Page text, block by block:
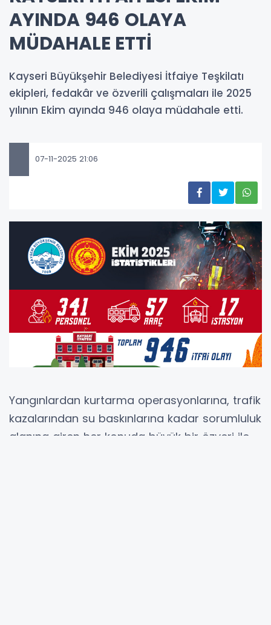
AYINDA 946 OLAYA
MÜDAHALE ETTİ
Kayseri Büyükşehir Belediyesi İtfaiye Teşkilatı
ekipleri, fedakâr ve özverili çalışmaları ile 2025
yılının Ekim ayında 946 olaya müdahale etti.
07-11-2025 21:06
Yangınlardan kurtarma operasyonlarına, trafik
kazalarından su baskınlarına kadar sorumluluk
alanına giren her konuda büyük bir özveri ile